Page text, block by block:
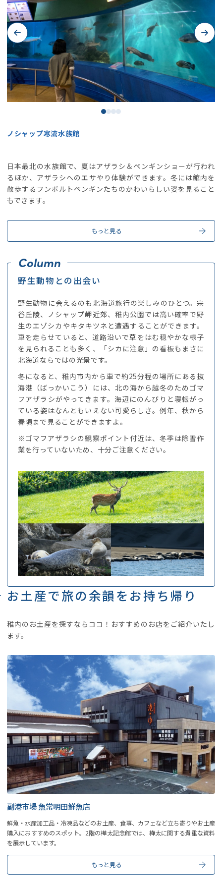
Previous Next
ノシャップ寒流水族館
日本最北の水族館で、夏はアザラシ＆ペンギンショーが行われ
るほか、アザラシへのエサやり体験ができます。冬には館内を
散歩するフンボルトペンギンたちのかわいらしい姿を見ること
もできます。
もっと見る
野生動物との出会い
野生動物に会えるのも北海道旅行の楽しみのひとつ。宗
谷丘陵、ノシャップ岬近郊、稚内公園では高い確率で野
生のエゾシカやキタキツネと遭遇することができます。
車を走らせていると、道路沿いで草をはむ穏やかな様子
を見られることも多く、「シカに注意」の看板もまさに
北海道ならではの光景です。
冬になると、稚内市内から車で約25分程の場所にある抜
海港（ばっかいこう）には、北の海から越冬のためゴマ
フアザラシがやってきます。海辺にのんびりと寝転がっ
ている姿はなんともいえない可愛らしさ。例年、秋から
春頃まで見ることができますよ。
※ゴマフアザラシの観察ポイント付近は、冬季は除雪作
業を行っていないため、十分ご注意ください。
お土産で旅の余韻をお持ち帰り
稚内のお土産を探すならココ！おすすめのお店をご紹介いたし
ます。
副港市場 魚常明田鮮魚店
鮮魚・水産加工品・冷凍品などのお土産、食事、カフェなど立ち寄りやお土産
購入におすすめのスポット。2階の樺太記念館では、樺太に関する貴重な資料
を展示しています。
もっと見る